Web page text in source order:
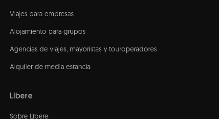
Viajes para empresas
Alojamiento para grupos
Agencias de viajes, mayoristas y touroperadores
Alquiler de media estancia
Líbere
Sobre Líbere